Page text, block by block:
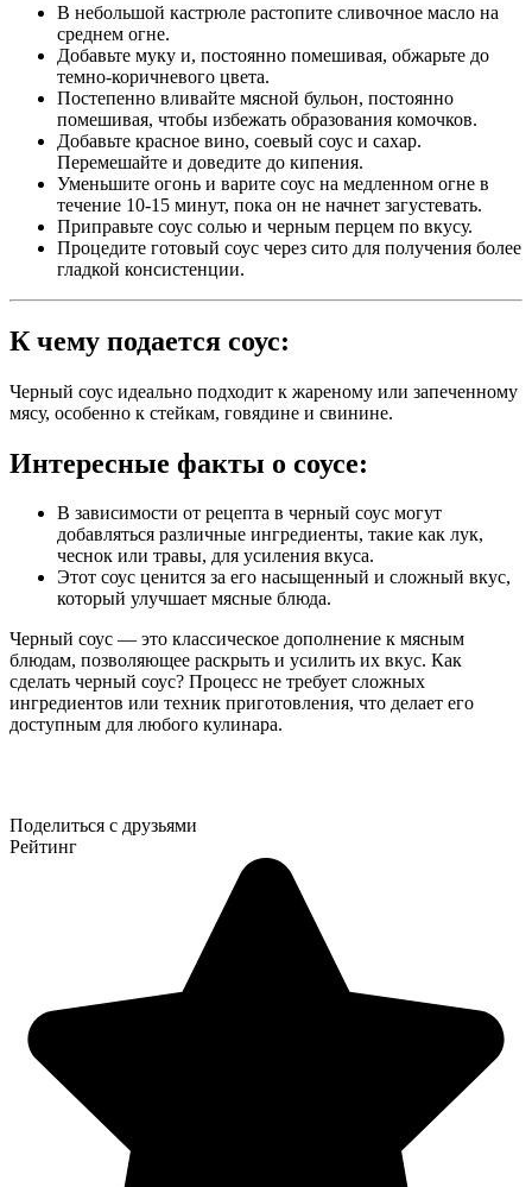
В небольшой кастрюле растопите сливочное масло на
среднем огне.
Добавьте муку и, постоянно помешивая, обжарьте до
темно-коричневого цвета.
Постепенно вливайте мясной бульон, постоянно
помешивая, чтобы избежать образования комочков.
Добавьте красное вино, соевый соус и сахар.
Перемешайте и доведите до кипения.
Уменьшите огонь и варите соус на медленном огне в
течение 10-15 минут, пока он не начнет загустевать.
Приправьте соус солью и черным перцем по вкусу.
Процедите готовый соус через сито для получения более
гладкой консистенции.
К чему подается соус:
Черный соус идеально подходит к жареному или запеченному
мясу, особенно к стейкам, говядине и свинине.
Интересные факты о соусе:
В зависимости от рецепта в черный соус могут
добавляться различные ингредиенты, такие как лук,
чеснок или травы, для усиления вкуса.
Этот соус ценится за его насыщенный и сложный вкус,
который улучшает мясные блюда.
Черный соус — это классическое дополнение к мясным
блюдам, позволяющее раскрыть и усилить их вкус. Как
сделать черный соус? Процесс не требует сложных
ингредиентов или техник приготовления, что делает его
доступным для любого кулинара.
Поделиться с друзьями
Рейтинг